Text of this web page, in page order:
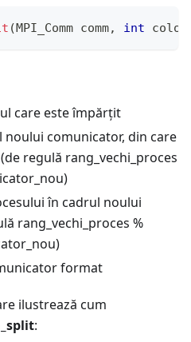
( MPI_Comm comm, int color
care este împărțit
comunicator, din care
regulă rang_vechi_proces
în cadrul noului
rang_vechi_proces %
format
ilustrează cum
: